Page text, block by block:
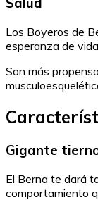
Los Boyeros de
esperanza de
Son más
Gigante
El Berna te dará
comportamiento